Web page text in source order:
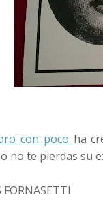
con poco ha
no te pierdas su